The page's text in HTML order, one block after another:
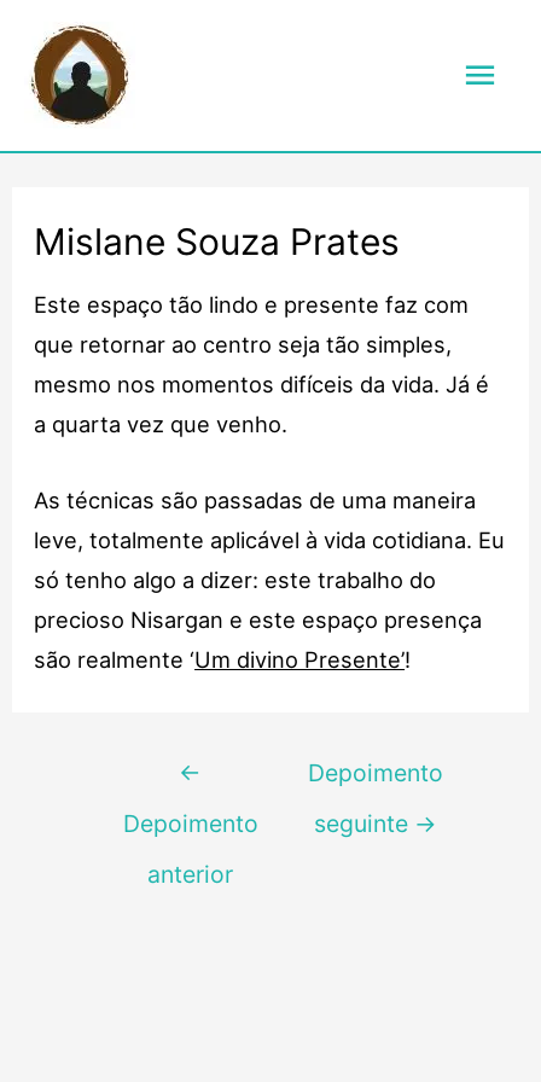
Mislane Souza Prates
Este espaço tão lindo e presente faz com
que retornar ao centro seja tão simples,
mesmo nos momentos difíceis da vida. Já é
a quarta vez que venho.
As técnicas são passadas de uma maneira
leve, totalmente aplicável à vida cotidiana. Eu
só tenho algo a dizer: este trabalho do
precioso Nisargan e este espaço presença
são realmente ‘Um divino Presente’!
Navegação
Post
←
Depoimento
anterior
Depoimento
seguinte →